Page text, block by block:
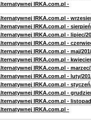
IRKA.com.pl -
IRKA.com.pl -
IRKA.com.pl -
IRKA.com.pl - lipiec/
IRKA.com.pl -
IRKA.com.pl - maj/
IRKA.com.pl -
IRKA.com.pl - marzec/
IRKA.com.pl - luty/
IRKA.com.pl -
IRKA.com.pl -
IRKA.com.pl -
IRKA.com.pl -